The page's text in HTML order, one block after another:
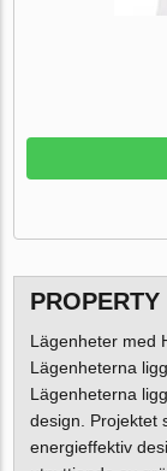
Lägenheter med
Lägenheterna
Lägenheterna
design. Projektet
energieffektiv